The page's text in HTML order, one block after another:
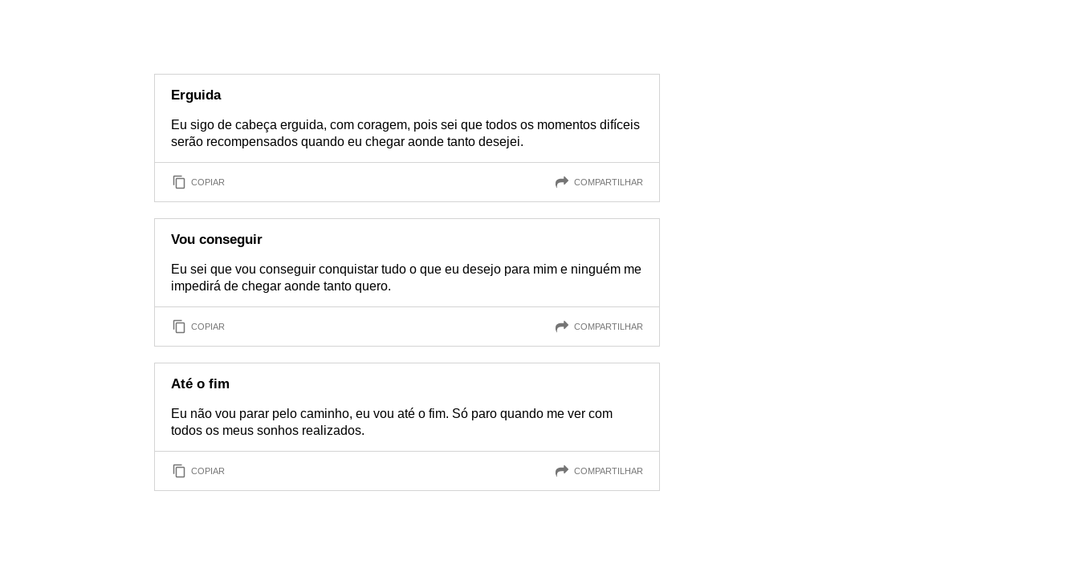
Erguida
Eu sigo de cabeça erguida, com coragem, pois sei que todos os momentos difíceis
serão recompensados quando eu chegar aonde tanto desejei.
COPIAR COMPARTILHAR
Vou conseguir
Eu sei que vou conseguir conquistar tudo o que eu desejo para mim e ninguém me
impedirá de chegar aonde tanto quero.
COPIAR COMPARTILHAR
Até o fim
Eu não vou parar pelo caminho, eu vou até o fim. Só paro quando me ver com
todos os meus sonhos realizados.
COPIAR COMPARTILHAR